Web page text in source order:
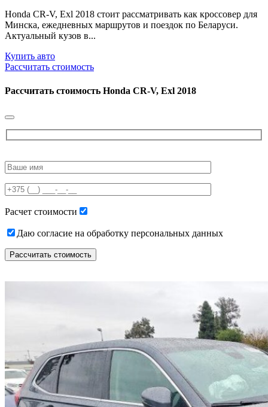
Honda CR-V, Exl 2018 стоит рассматривать как кроссовер для
Минска, ежедневных маршрутов и поездок по Беларуси.
Актуальный кузов в...
Купить авто
Рассчитать стоимость
Рассчитать стоимость Honda CR-V, Exl 2018
leave
field
Расчет стоимости
Даю согласие на обработку персональных данных